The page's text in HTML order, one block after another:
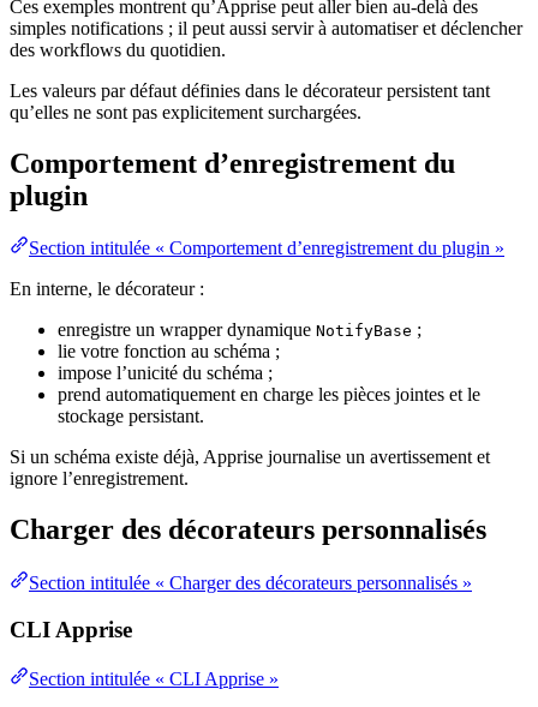
Ces exemples montrent qu’Apprise peut aller bien au-delà des
simples notifications ; il peut aussi servir à automatiser et déclencher
des workflows du quotidien.
Les valeurs par défaut définies dans le décorateur persistent tant
qu’elles ne sont pas explicitement surchargées.
Comportement d’enregistrement du
plugin
Section intitulée « Comportement d’enregistrement du plugin »
En interne, le décorateur :
enregistre un wrapper dynamique NotifyBase ;
lie votre fonction au schéma ;
impose l’unicité du schéma ;
prend automatiquement en charge les pièces jointes et le
stockage persistant.
Si un schéma existe déjà, Apprise journalise un avertissement et
ignore l’enregistrement.
Charger des décorateurs personnalisés
Section intitulée « Charger des décorateurs personnalisés »
CLI Apprise
Section intitulée « CLI Apprise »